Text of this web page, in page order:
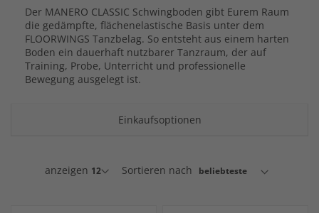
Der MANERO CLASSIC Schwingboden gibt Eurem Raum
die gedämpfte, flächenelastische Basis unter dem
FLOORWINGS Tanzbelag. So entsteht aus einem harten
Boden ein dauerhaft nutzbarer Tanzraum, der auf
Training, Probe, Unterricht und professionelle
Bewegung ausgelegt ist.
Einkaufsoptionen
anzeigen Sortieren nach